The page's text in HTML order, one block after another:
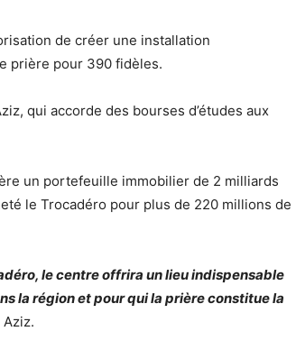
de créer une installation
prière pour 390 fidèles.
qui accorde des bourses d’études aux
un portefeuille immobilier de 2 milliards
le Trocadéro pour plus de 220 millions de
le centre offrira un lieu indispensable
la région et pour qui la prière constitue la